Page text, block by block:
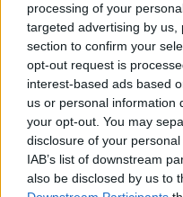
processing of your
targeted advertising by
section to confirm your
opt-out request is
interest-based ads based
us or personal information
your opt-out. You may
disclosure of your
IAB’s list of downstream
also be disclosed by us to
Pateikė daugiau
vaikus: jiems kilusi
Žinios Lietuvos diena